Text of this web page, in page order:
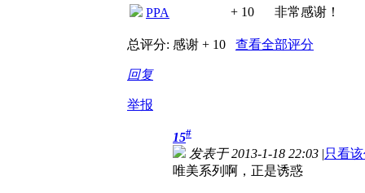
PPA
+ 10 非常感谢！
总评分: 感谢 + 10 查看全部评分
回复
举报
15#
发表于 2013-1-18 22:03 |只看
唯美系列啊，正是诱惑